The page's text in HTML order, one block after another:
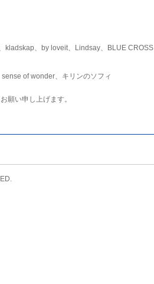
kladskap、by loveit、Lindsay、BLUE CROSS
of wonder、キリンのソフィ
願い申し上げます。